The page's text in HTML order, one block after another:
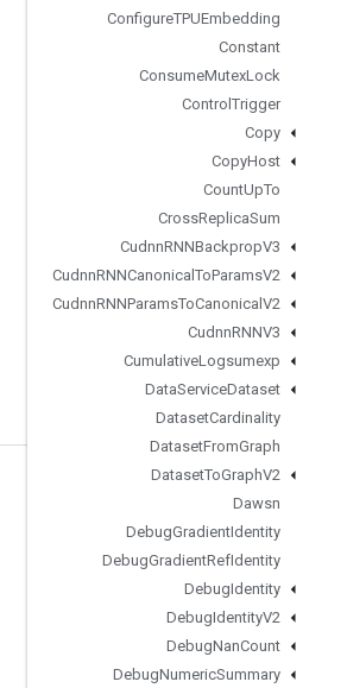
ConfigureTPUEmbedding
Constant
ConsumeMutexLock
Control Trigger
Copy
CopyHost
CountUpTo
CrossReplicaSum
CudnnRNNBackpropV3
CudnnRNNCanonical ToParamsV2
CudnnRNNParamsToCanonical V2
CudnnRNNV3
CumulativeLogsumexp
DataServiceDataset
DatasetCardinality
DatasetFromGraph
DatasetToGraphV2
Dawsn
DebugGradientIdentity
DebugGradientRefIdentity
DebugIdentity
DebugIdentityV2
DebugNanCount
DebugNumericSummary
לא להתנתק
Twitter
YouTube